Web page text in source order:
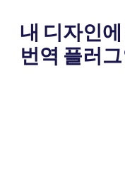
내 디자인
번역 플러